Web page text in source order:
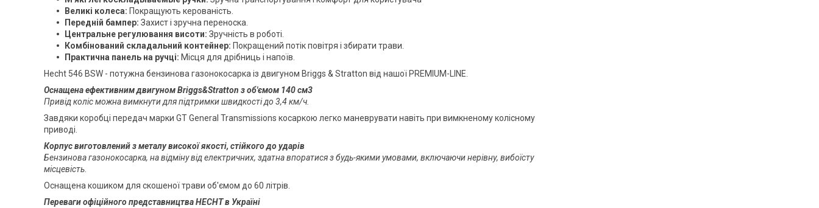
Великі колеса: Покращують керованість.
Передній бампер: Захист і зручна переноска.
Центральне регулювання висоти: Зручність в роботі.
Комбінований складальний контейнер: Покращений потік повітря і збирати трави.
Практична панель на ручці: Місця для дрібниць і напоїв.
Hecht 546 BSW - потужна бензинова газонокосарка із двигуном Briggs & Stratton від нашої PREMIUM-LINE.
Оснащена ефективним двигуном Briggs&Stratton з об'ємом 140 см3
Привід коліс можна вимкнути для підтримки швидкості до 3,4 км/ч.
Завдяки коробці передач марки GT General Transmissions косаркою легко маневрувати навіть при вимкненому колісному
приводі.
Корпус виготовлений з металу високої якості, стійкого до ударів
Бензинова газонокосарка, на відміну від електричних, здатна впоратися з будь-якими умовами, включаючи нерівну, вибоїсту
місцевість
Оснащена кошиком для скошеної трави об'ємом до 60 літрів.
Переваги офіційного представництва HECHT в Україні